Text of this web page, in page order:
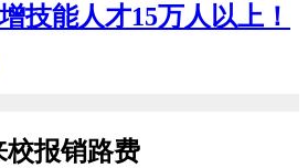
技能人才15万人以上！
校报销路费